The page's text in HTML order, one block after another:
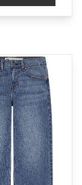
kr. 389,95.kr.